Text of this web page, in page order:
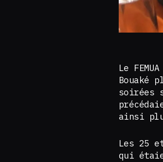
Le
Bouaké
soirées
ainsi
Les 25
qui